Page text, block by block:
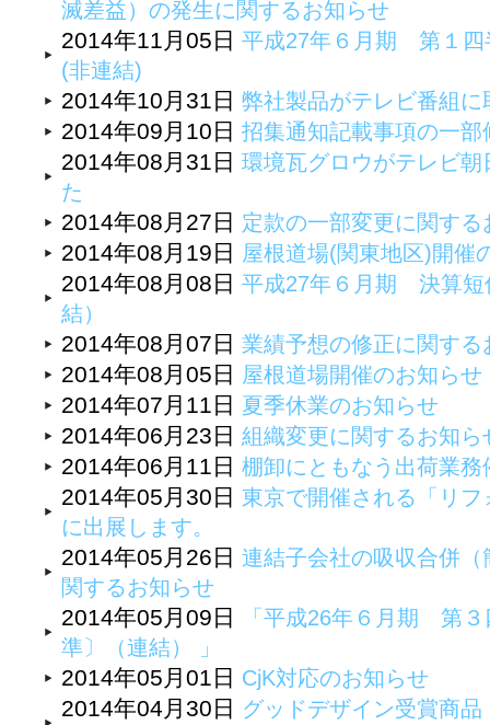
滅差益）の発生に関するお知らせ
2014年11月05日 平成27年６月期 第１
(非連結)
2014年10月31日 弊社製品がテレビ番組
2014年09月10日 招集通知記載事項の一部
2014年08月31日 環境瓦グロウがテレビ
た
2014年08月27日 定款の一部変更に関する
2014年08月19日 屋根道場(関東地区)開催
2014年08月08日 平成27年６月期 決算短
結）
2014年08月07日 業績予想の修正に関する
2014年08月05日 屋根道場開催のお知らせ
2014年07月11日 夏季休業のお知らせ
2014年06月23日 組織変更に関するお知ら
2014年06月11日 棚卸にともなう出荷業務
2014年05月30日 東京で開催される「リ
に出展します。
2014年05月26日 連結子会社の吸収合併
関するお知らせ
2014年05月09日
「平成26年６月期 第
準〕（連結） 」
2014年05月01日 CjK対応のお知らせ
2014年04月30日 グッドデザイン受賞商